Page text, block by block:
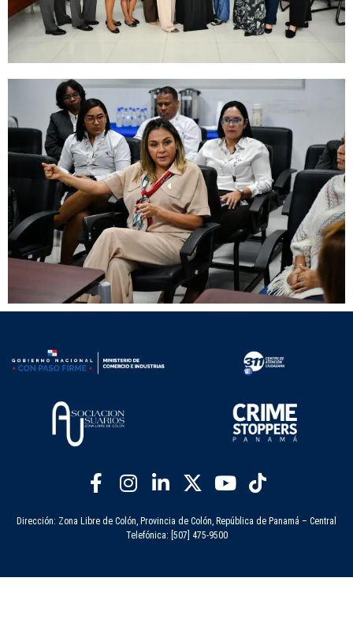
Dirección: Zona Libre de Colón, Provincia de Colón, República de Panamá – Central
Telefónica: [507] 475-9500